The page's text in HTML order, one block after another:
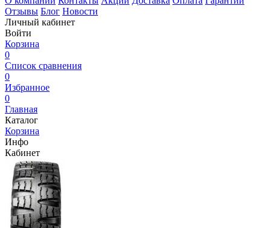
Отзывы Блог Новости
Личный кабинет
Войти
Корзина
0
Список сравнения
0
Избранное
0
Главная
Каталог
Корзина
Инфо
Кабинет